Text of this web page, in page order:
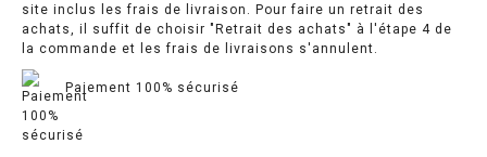
site inclus les frais de livraison. Pour faire un retrait des
achats, il suffit de choisir "Retrait des achats" à l'étape 4 de
la commande et les frais de livraisons s'annulent.
Paiement 100% sécurisé